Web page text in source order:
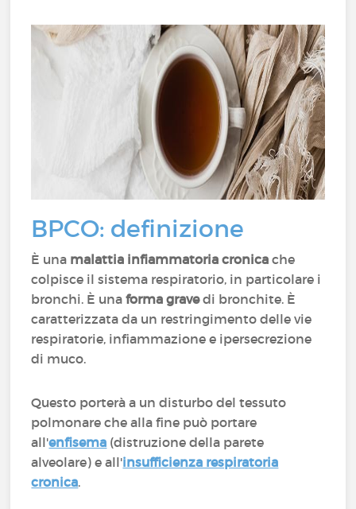
BPCO: definizione
È una malattia infiammatoria cronica che
colpisce il sistema respiratorio, in particolare i
bronchi. È unaforma gravedi bronchite. È
caratterizzata da un restringimento delle vie
respiratorie, infiammazione e ipersecrezione
di muco.
Questo porterà a un disturbo del tessuto
polmonare che alla fine può portare
all'enfisema (distruzione della parete
alveolare) e all'insufficienza respiratoria
cronica.